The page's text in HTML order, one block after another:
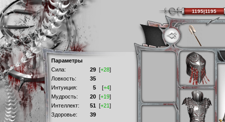
Параметры
Сила:
29 [+28]
Ловкость:
35
Интуиция:
5 [+4]
Мудрость:
20 [+19]
Интеллект:
51 [+21]
Здоровье:
39
1195|1195